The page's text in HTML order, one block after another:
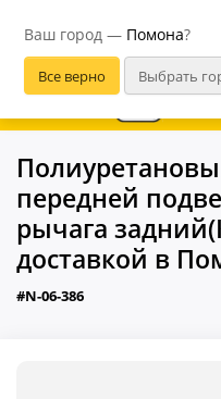
Ваш город — Помона?
В
передней
рычага
доставкой в
#N-06-386